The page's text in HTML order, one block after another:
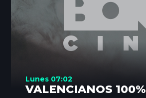
Lunes 07:02
VALENCIANOS 100%